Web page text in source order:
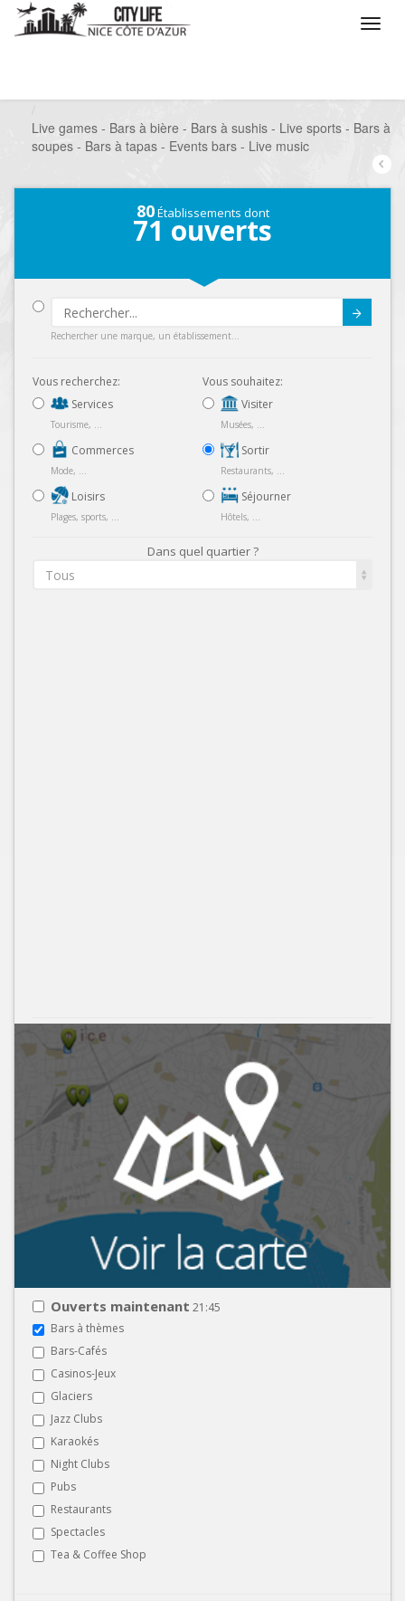
Live games - Bars à bière - Bars à sushis - Live sports - Bars à
soupes - Bars à tapas - Events bars - Live music
80Établissements dont
71 ouverts
Rechercher une marque, un établissement...
Vous recherchez:
Services
Tourisme, ...
Commerces
Mode, ...
Loisirs
Plages, sports, ...
Vous souhaitez:
Visiter
Musées, ...
Sortir
Restaurants, ...
Séjourner
Hôtels, ...
Dans quel quartier ?
Tous
Ouverts maintenant 21:45
Bars à thèmes
Bars-Cafés
Casinos-Jeux
Glaciers
Jazz Clubs
Karaokés
Night Clubs
Pubs
Restaurants
Spectacles
Tea & Coffee Shop